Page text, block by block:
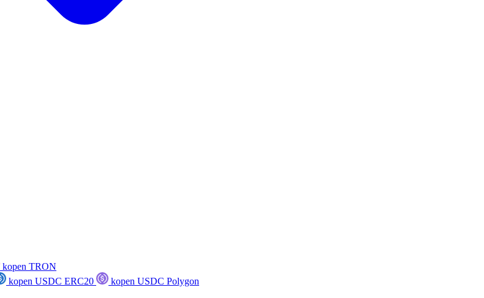
kopen TRON
kopen USDC ERC20
kopen USDC Polygon